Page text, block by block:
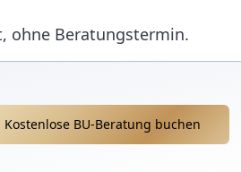
ohne Beratungstermin.
Kostenlose BU-Beratung buchen